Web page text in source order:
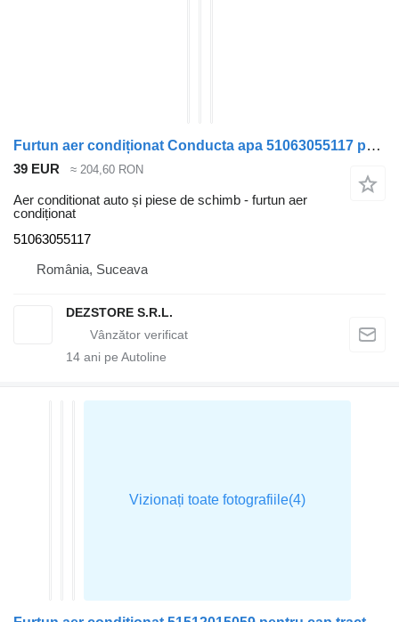
Furtun aer condiționat Conducta apa 51063055117 pentru cap tractor MAN TGX
39 EUR ≈ 204,60 RON
Aer conditionat auto și piese de schimb - furtun aer
condiționat
51063055117
România, Suceava
DEZSTORE S.R.L.
14 ani pe Autoline